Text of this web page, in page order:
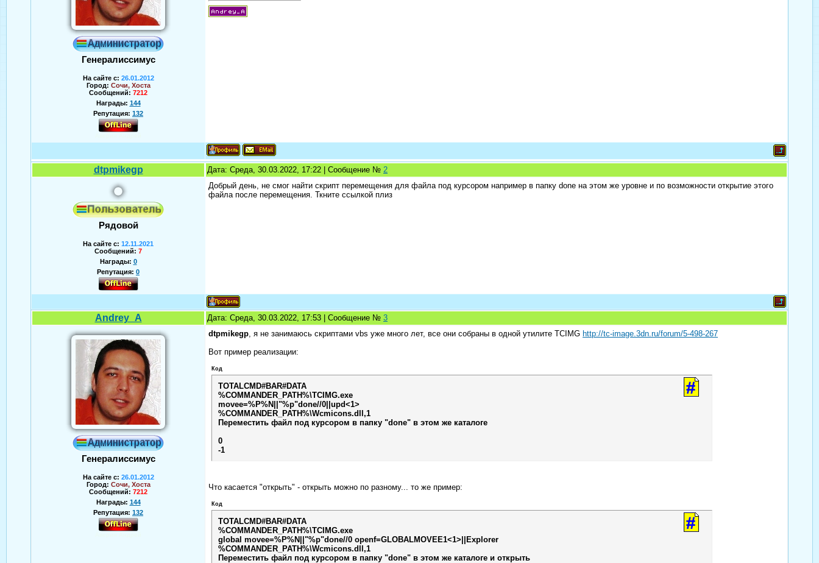
Генералиссимус
На сайте с: 26.01.2012
Город: Сочи, Хоста
Сообщений: 7212
Награды: 144
Репутация: 132
dtpmikegp Дата: Среда, 30.03.2022, 17:22 | Сообщение № 2
Рядовой
На сайте с: 12.11.2021
Сообщений: 7
Награды: 0
Репутация: 0
Добрый день, не смог найти скрипт перемещения для файла под курсором например в папку done на этом же уровне и по возможности открытие этого
файла после перемещения. Ткните ссылкой плиз
Andrey_A Дата: Среда, 30.03.2022, 17:53 | Сообщение № 3
Генералиссимус
На сайте с: 26.01.2012
Город: Сочи, Хоста
Сообщений: 7212
Награды: 144
Репутация: 132
dtpmikegp, я не занимаюсь скриптами vbs уже много лет, все они собраны в одной утилите TCIMG http://tc-image.3dn.ru/forum/5-498-267
Вот пример реализации:
Код
TOTALCMD#BAR#DATA
%COMMANDER_PATH%\TCIMG.exe
movee=%P%N||"%p"done//0||upd<1>
%COMMANDER_PATH%\Wcmicons.dll,1
Переместить файл под курсором в папку "done" в этом же каталоге
0
-1
Что касается "открыть" - открыть можно по разному... то же пример:
Код
TOTALCMD#BAR#DATA
%COMMANDER_PATH%\TCIMG.exe
global movee=%P%N||"%p"done//0 openf=GLOBALMOVEE1<1>||Explorer
%COMMANDER_PATH%\Wcmicons.dll,1
Переместить файл под курсором в папку "done" в этом же каталоге и открыть